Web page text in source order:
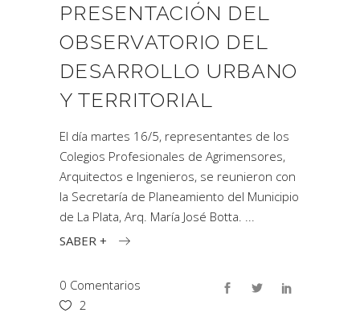
PRESENTACIÓN DEL
OBSERVATORIO DEL
DESARROLLO URBANO
Y TERRITORIAL
El día martes 16/5, representantes de los
Colegios Profesionales de Agrimensores,
Arquitectos e Ingenieros, se reunieron con
la Secretaría de Planeamiento del Municipio
de La Plata, Arq. María José Botta.
SABER +
0 Comentarios
2